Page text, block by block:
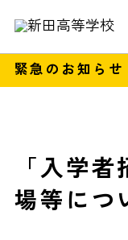
緊急のお知らせ
「入学
場等につ